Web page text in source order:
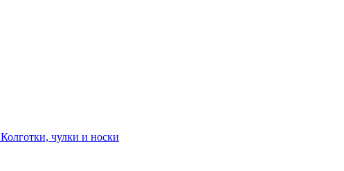
Колготки, чулки и носки